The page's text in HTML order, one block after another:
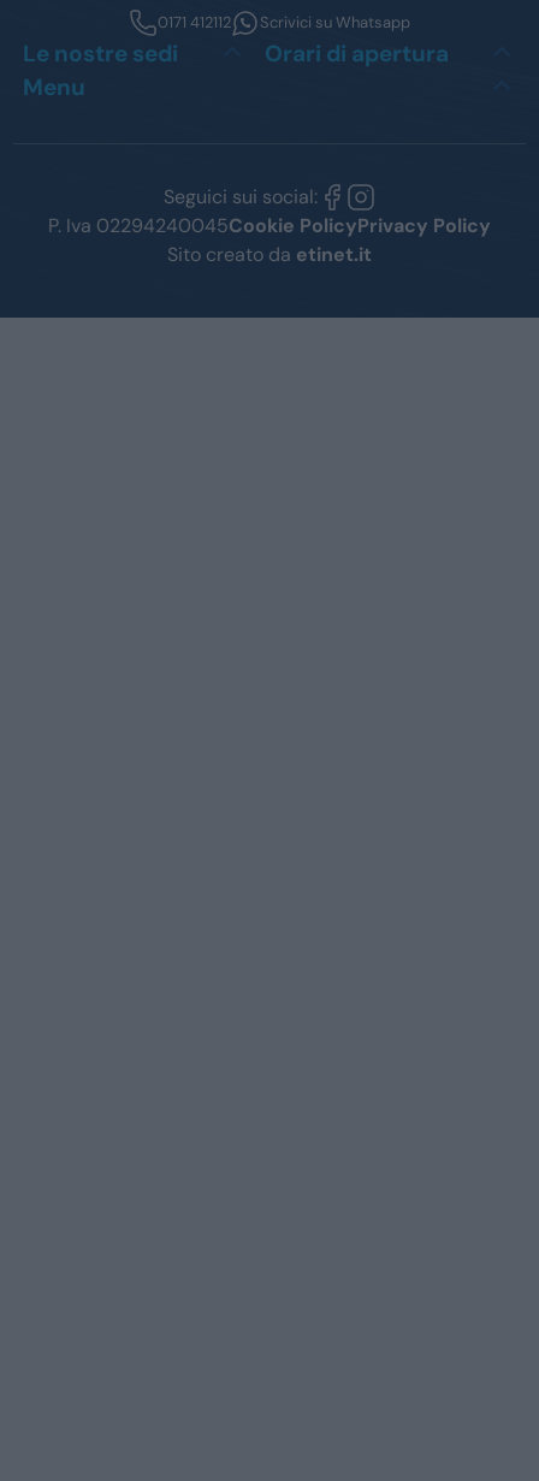
0171 412112 Scrivici su Whatsapp
Le nostre sedi
Orari di apertura
Menu
Seguici sui social:
P. Iva 02294240045Cookie PolicyPrivacy Policy
Sito creato da etinet.it